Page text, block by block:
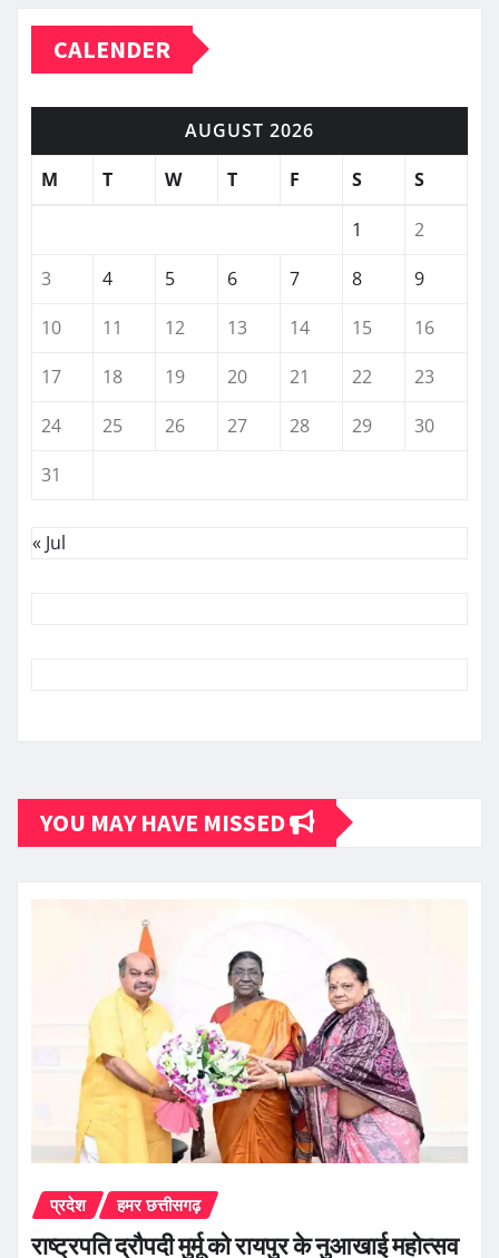
CALENDER
AUGUST 2026
M
T W T F S S
1
2
3
4 5 6 7 8
9
10
11 12 13 14 15
16
17
18 19 20 21 22
23
24
25 26 27 28 29
30
31
« Jul
YOU MAY HAVE MISSED
प्रदेश हमर छत्तीसगढ़
राष्ट्रपति द्रौपदी मुर्मू को रायपुर के नुआखाई महोत्सव